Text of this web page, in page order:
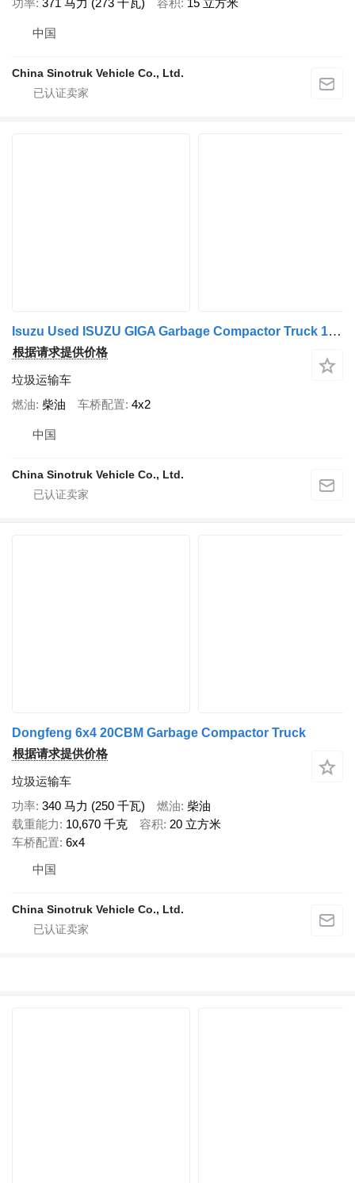
功率 371 马力 (273 千瓦) 容积 15 立方米
中国
China Sinotruk Vehicle Co., Ltd.
Isuzu Used ISUZU GIGA Garbage Compactor Truck 12CBM
根据请求提供价格
垃圾运输车
燃油 柴油 车桥配置 4x2
中国
China Sinotruk Vehicle Co., Ltd.
Dongfeng 6x4 20CBM Garbage Compactor Truck
根据请求提供价格
垃圾运输车
功率 340 马力 (250 千瓦) 燃油 柴油
载重能力
10,670 千克 容积 20 立方米
车桥配置 6x4
中国
China Sinotruk Vehicle Co., Ltd.